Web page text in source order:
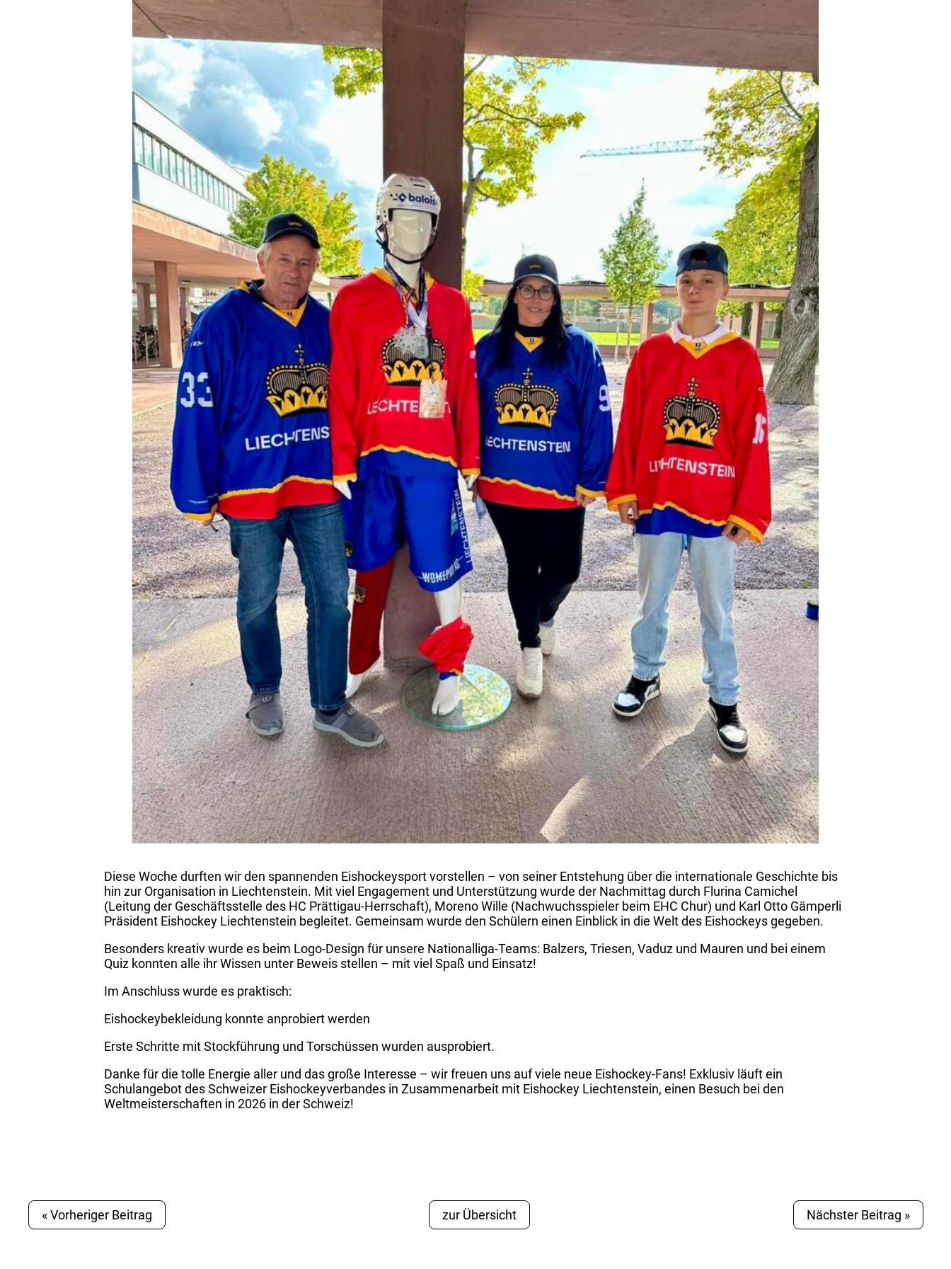
Diese Woche durften wir den spannenden Eishockeysport vorstellen – von seiner Entstehung über die internationale Geschichte bis
hin zur Organisation in Liechtenstein. Mit viel Engagement und Unterstützung wurde der Nachmittag durch Flurina Camichel
(Leitung der Geschäftsstelle des HC Prättigau-Herrschaft), Moreno Wille (Nachwuchsspieler beim EHC Chur) und Karl Otto Gämperli
Präsident Eishockey Liechtenstein begleitet. Gemeinsam wurde den Schülern einen Einblick in die Welt des Eishockeys gegeben.
Besonders kreativ wurde es beim Logo-Design für unsere Nationalliga-Teams: Balzers, Triesen, Vaduz und Mauren und bei einem
Quiz konnten alle ihr Wissen unter Beweis stellen – mit viel Spaß und Einsatz!
Im Anschluss wurde es praktisch:
Eishockeybekleidung konnte anprobiert werden
Erste Schritte mit Stockführung und Torschüssen wurden ausprobiert.
Danke für die tolle Energie aller und das große Interesse – wir freuen uns auf viele neue Eishockey-Fans! Exklusiv läuft ein
Schulangebot des Schweizer Eishockeyverbandes in Zusammenarbeit mit Eishockey Liechtenstein, einen Besuch bei den
Weltmeisterschaften in 2026 in der Schweiz!
« Vorheriger Beitrag zur Übersicht Nächster Beitrag »